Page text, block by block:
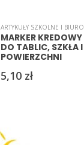
ARTYKUŁY SZKOLNE I
MARKER
DO TABLIC, SZKŁA
POWIERZCHNI
5,10 zł